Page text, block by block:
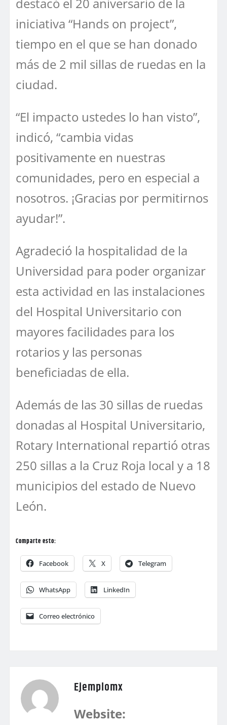
destacó el 20 aniversario de la
iniciativa “Hands on project”,
tiempo en el que se han donado
más de 2 mil sillas de ruedas en la
ciudad.
“El impacto ustedes lo han visto”,
indicó, “cambia vidas
positivamente en nuestras
comunidades, pero en especial a
nosotros. ¡Gracias por permitirnos
ayudar!”.
Agradeció la hospitalidad de la
Universidad para poder organizar
esta actividad en las instalaciones
del Hospital Universitario con
mayores facilidades para los
rotarios y las personas
beneficiadas de ella.
Además de las 30 sillas de ruedas
donadas al Hospital Universitario,
Rotary International repartió otras
250 sillas a la Cruz Roja local y a 18
municipios del estado de Nuevo
León.
Comparte esto:
Facebook X Telegram
WhatsApp LinkedIn
Correo electrónico
Ejemplomx
Website: